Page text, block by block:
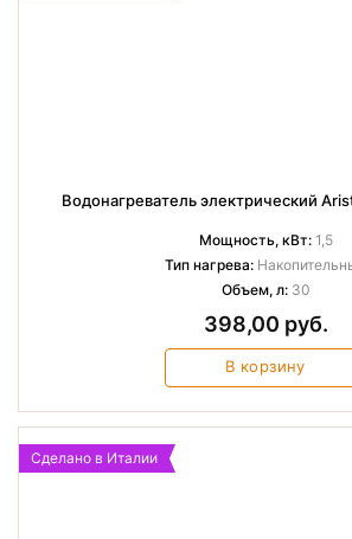
Водонагреватель электрический
Мощность, кВт:1,5
Тип нагрева:
Объем, л:30
398,00 руб.
В корзину
Сделано в Италии